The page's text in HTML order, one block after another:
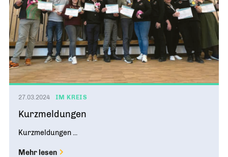
27.03.2024 IM KREIS
Kurzmeldungen
Kurzmeldungen ...
Mehr lesen